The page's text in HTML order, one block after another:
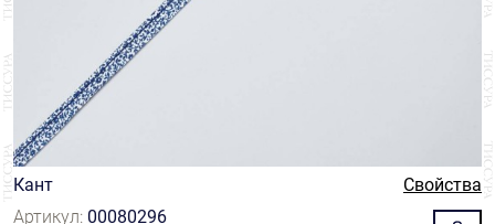
Кант
Свойства
Артикул: 00080296